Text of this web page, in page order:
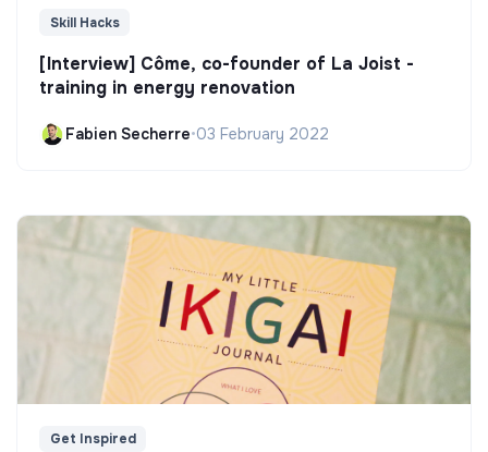
Skill Hacks
[Interview] Côme, co-founder of La Joist -
training in energy renovation
Fabien Secherre•03 February 2022
Get Inspired